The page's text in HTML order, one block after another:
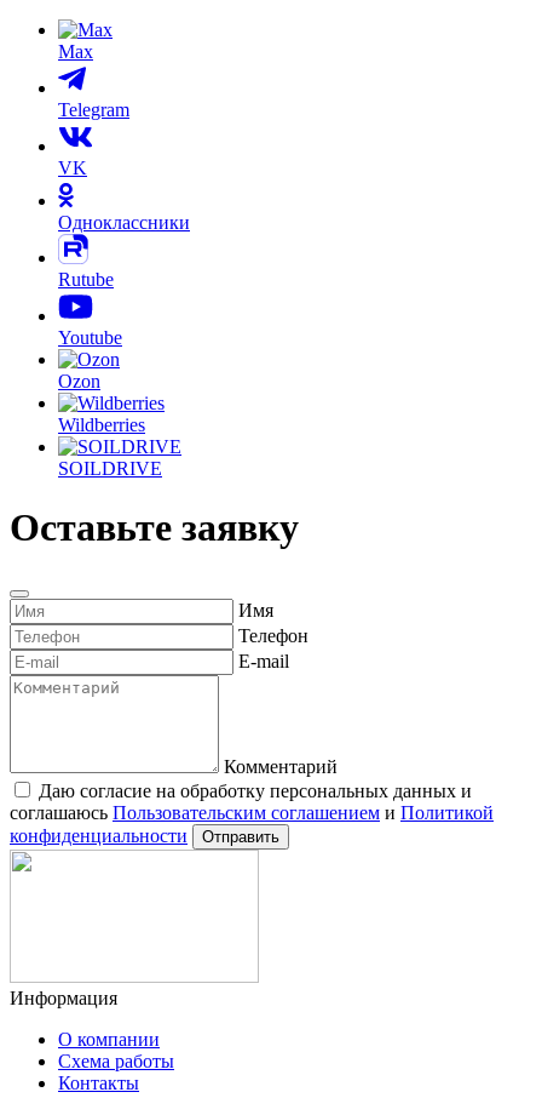
Max
Telegram
VK
Одноклассники
Rutube
Youtube
Ozon
Wildberries
SOILDRIVE
Оставьте заявку
Имя
Телефон
E-mail
Комментарий
Даю согласие на обработку персональных данных и
соглашаюсь Пользовательским соглашением и Политикой
конфиденциальности
Отправить
Информация
О компании
Схема работы
Контакты